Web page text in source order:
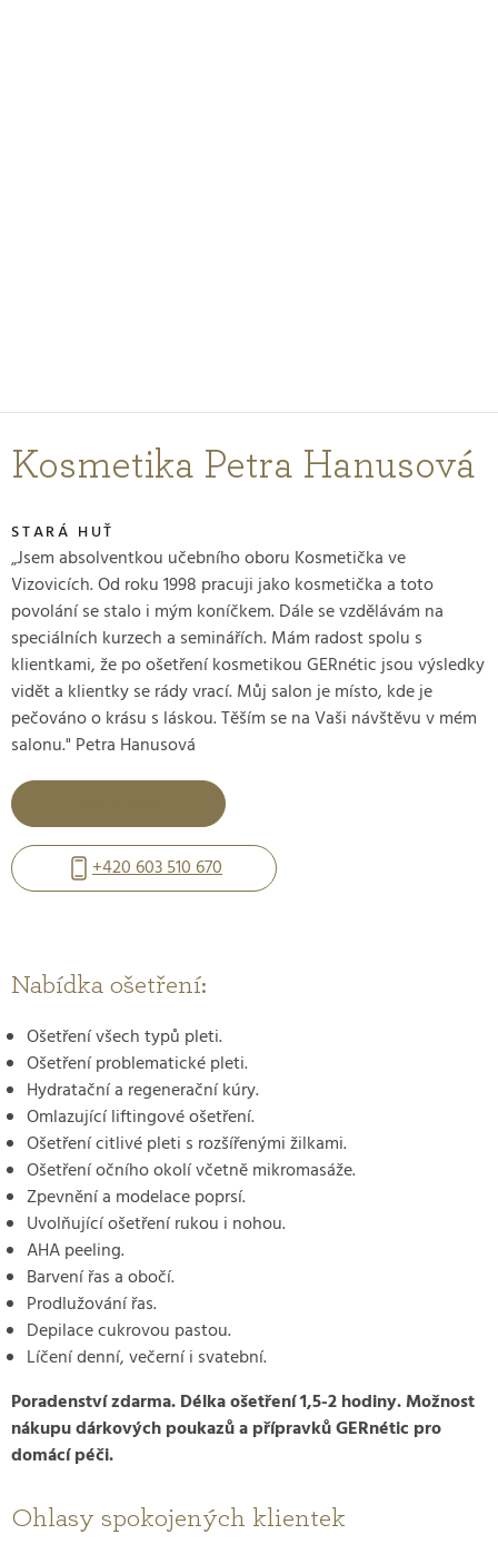
Kosmetika Petra Hanusová
STARÁ HUŤ
„Jsem absolventkou učebního oboru Kosmetička ve
Vizovicích. Od roku 1998 pracuji jako kosmetička a toto
povolání se stalo i mým koníčkem. Dále se vzdělávám na
speciálních kurzech a seminářích. Mám radost spolu s
klientkami, že po ošetření kosmetikou GERnétic jsou výsledky
vidět a klientky se rády vrací. Můj salon je místo, kde je
pečováno o krásu s láskou. Těším se na Vaši návštěvu v mém
salonu." Petra Hanusová
+420 603 510 670
Nabídka ošetření:
Ošetření všech typů pleti.
Ošetření problematické pleti.
Hydratační a regenerační kúry.
Omlazující liftingové ošetření.
Ošetření citlivé pleti s rozšířenými žilkami.
Ošetření očního okolí včetně mikromasáže.
Zpevnění a modelace poprsí.
Uvolňující ošetření rukou i nohou.
AHA peeling.
Barvení řas a obočí.
Prodlužování řas.
Depilace cukrovou pastou.
Líčení denní, večerní i svatební.
Poradenství zdarma. Délka ošetření 1,5-2 hodiny. Možnost
nákupu dárkových poukazů a přípravků GERnétic pro
domácí péči.
Ohlasy spokojených klientek